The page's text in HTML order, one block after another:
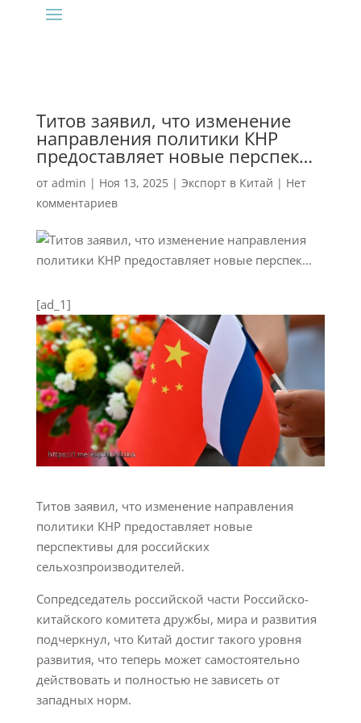
Титов заявил, что изменение
направления политики КНР
предоставляет новые перспек…
от admin | Ноя 13, 2025| Экспорт в Китай | Нет
комментариев
[ad_1]
Титов заявил, что изменение направления
политики КНР предоставляет новые
перспективы для российских
сельхозпроизводителей.
Сопредседатель российской части Российско-
китайского комитета дружбы, мира и развития
подчеркнул, что Китай достиг такого уровня
развития, что теперь может самостоятельно
действовать и полностью не зависеть от
западных норм.